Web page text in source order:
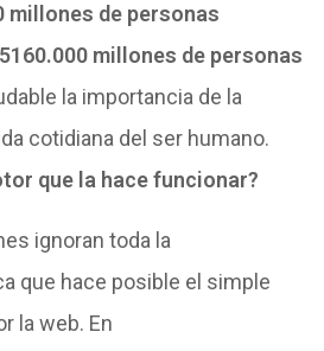
millones depersonas
millones depersonas
la importancia de la
cotidiana de l ser humano.
quela hace funcionar?
ignoran toda la
que hace posible el simple
la web. En